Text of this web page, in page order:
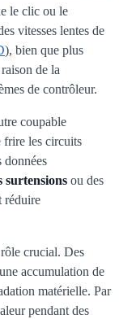
le clic ou le
vitesses lentes de
), bien que plus
de la
de contrôleur.
coupable
frire les circuits
données
surtensions ou des
réduire
crucial. Des
accumulation de
matérielle. Par
pendant des